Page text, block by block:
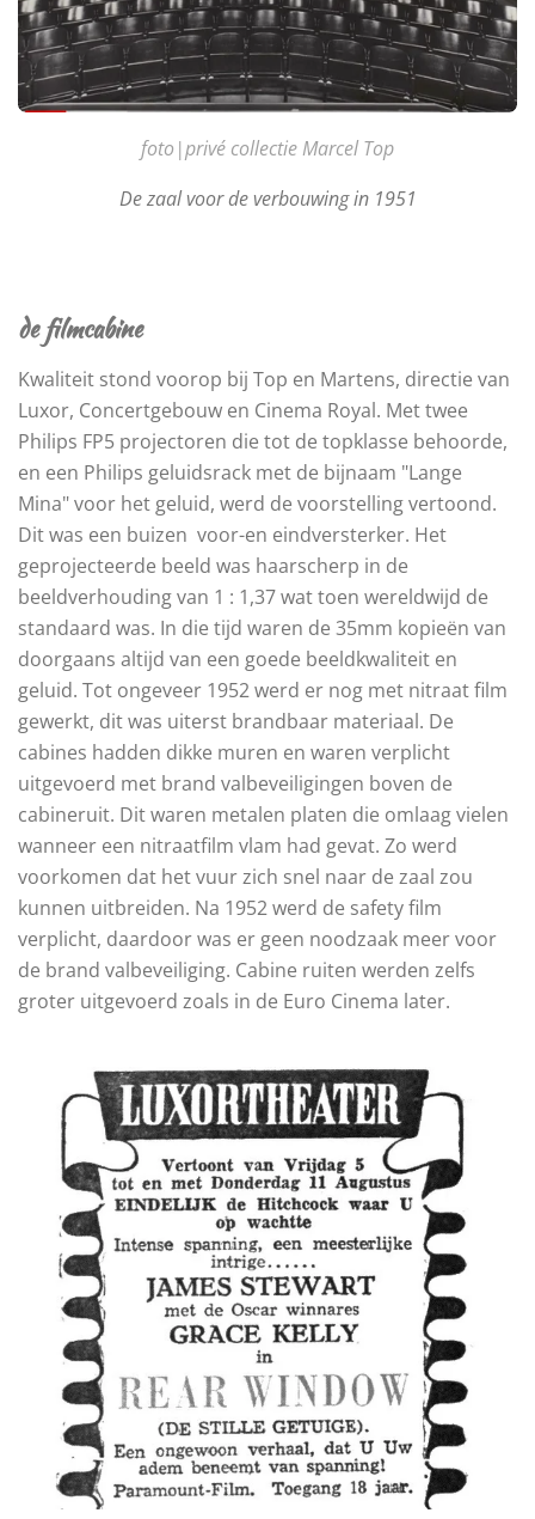
foto|privé collectie Marcel Top
De zaal voor de verbouwing in 1951
de filmcabine
Kwaliteit stond voorop bij Top en Martens, directie van
Luxor, Concertgebouw en Cinema Royal. Met twee
Philips FP5 projectoren die tot de topklasse behoorde,
en een Philips geluidsrack met de bijnaam "Lange
Mina" voor het geluid, werd de voorstelling vertoond.
Dit was een buizen voor-en eindversterker. Het
geprojecteerde beeld was haarscherp in de
beeldverhouding van 1 : 1,37 wat toen wereldwijd de
standaard was. In die tijd waren de 35mm kopieën van
doorgaans altijd van een goede beeldkwaliteit en
geluid. Tot ongeveer 1952 werd er nog met nitraat film
gewerkt, dit was uiterst brandbaar materiaal. De
cabines hadden dikke muren en waren verplicht
uitgevoerd met brand valbeveiligingen boven de
cabineruit. Dit waren metalen platen die omlaag vielen
wanneer een nitraatfilm vlam had gevat. Zo werd
voorkomen dat het vuur zich snel naar de zaal zou
kunnen uitbreiden. Na 1952 werd de safety film
verplicht, daardoor was er geen noodzaak meer voor
de brand valbeveiliging. Cabine ruiten werden zelfs
groter uitgevoerd zoals in de Euro Cinema later.